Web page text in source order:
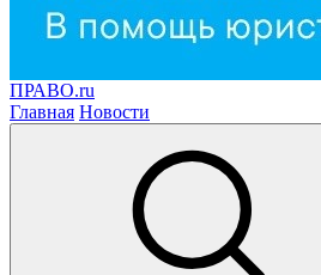
ПРАВО.ru
Главная Новости